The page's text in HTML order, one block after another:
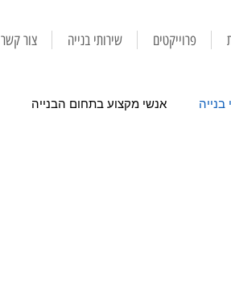
פרוייקטים שירותי בנייה צור קשר
בנייה אנשי מקצוע בתחום הבנייה